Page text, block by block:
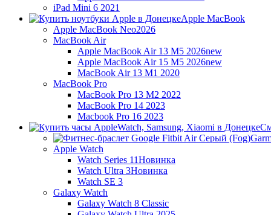
iPad Mini 6 2021
Apple MacBook
Apple MacBook Neo2026
MacBook Air
Apple MacBook Air 13 M5 2026new
Apple MacBook Air 15 M5 2026new
MacBook Air 13 M1 2020
MacBook Pro
MacBook Pro 13 M2 2022
MacBook Pro 14 2023
Macbook Pro 16 2023
Apple Watch
Watch Series 11Новинка
Watch Ultra 3Новинка
Watch SE 3
Galaxy Watch
Galaxy Watch 8 Classic